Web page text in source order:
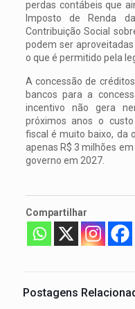
perdas contábeis que
Imposto de Renda
Contribuição Social
podem ser
o que é permitido pela
A concessão de
bancos para a
incentivo não gera
próximos anos o
fiscal é muito baixo, da
apenas R$ 3 milhões
governo em 2027.
Compartilhar
Postagens